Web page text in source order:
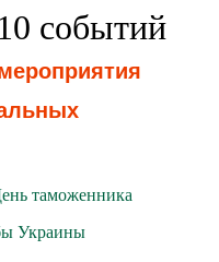
событий
таможенника
Украины